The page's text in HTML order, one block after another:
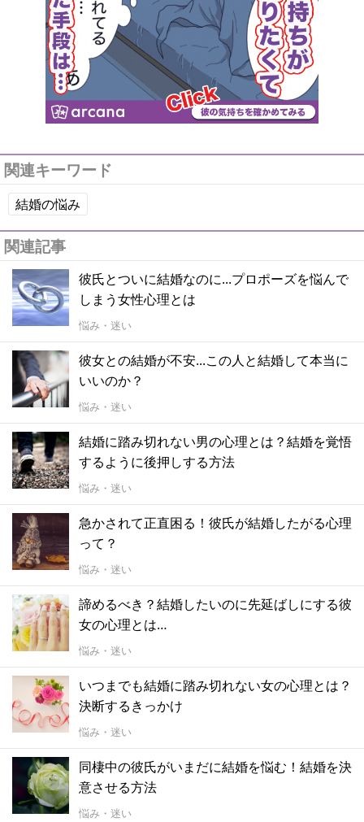
関連キーワード
結婚の悩み
関連記事
彼氏とついに結婚なのに...プロポーズを悩んで
しまう女性心理とは
悩み・迷い
彼女との結婚が不安...この人と結婚して本当に
いいのか？
悩み・迷い
結婚に踏み切れない男の心理とは？結婚を覚悟
するように後押しする方法
悩み・迷い
急かされて正直困る！彼氏が結婚したがる心理
って？
悩み・迷い
諦めるべき？結婚したいのに先延ばしにする彼
女の心理とは…
悩み・迷い
いつまでも結婚に踏み切れない女の心理とは？
決断するきっかけ
悩み・迷い
同棲中の彼氏がいまだに結婚を悩む！結婚を決
意させる方法
悩み・迷い